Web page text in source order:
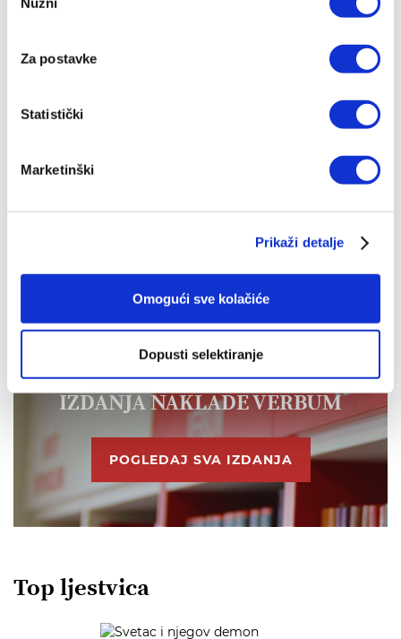
pristanka
Za postavke
Statistički
Marketinški
Prikaži detalje
Omogući sve kolačiće
Dopusti selektiranje
IZDANJA NAKLADE VERBUM
POGLEDAJ SVA IZDANJA
Top ljestvica